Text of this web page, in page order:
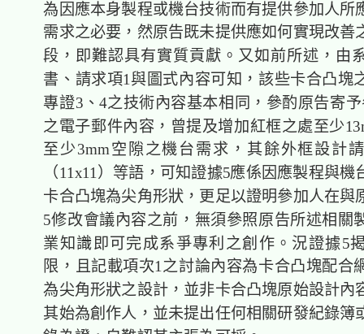
為因應本身製程或機台技術而有提供參加人所
需求之必要，然原告既未提供應如何實現改善
段，即難認具有實質貢獻。又如前所述，由
書、請求項1與圖式內容可知，該些卡合凸塊
專證3、4之技術內容基本相同，參酌原告寄
之電子郵件內容，曾提及增加紅框之處至少
至少3mm空隙之機台需求，其餘外框設計
（11x11）等語，可知證據5應係因應製程與機
卡合凸塊為尖角形狀，更足以證明參加人在與
5修改會議內容之前，無須參照原告所述相關
業知識即可完成系爭專利之創作。況證據5
限，且記載項次1之討論內容為卡合凸塊配合
為尖角形狀之設計，並非卡合凸塊原始設計內
其始為創作人，並未提出任何相關研發紀錄簿